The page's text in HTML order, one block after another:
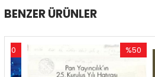
BENZER ÜRÜNLER
%50
İndirim